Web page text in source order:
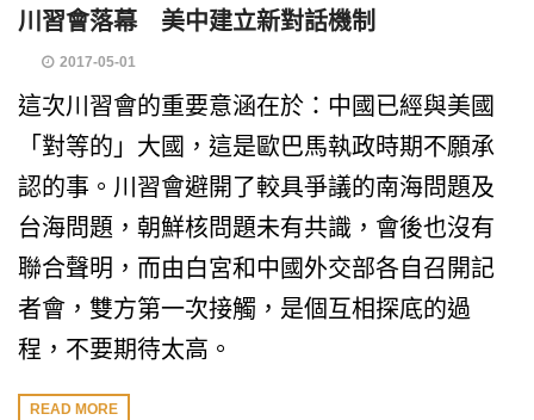
川習會落幕 美中建立新對話機制
2017-05-01
這次川習會的重要意涵在於：中國已經與美國
「對等的」大國，這是歐巴馬執政時期不願承
認的事。川習會避開了較具爭議的南海問題及
台海問題，朝鮮核問題未有共識，會後也沒有
聯合聲明，而由白宮和中國外交部各自召開記
者會，雙方第一次接觸，是個互相探底的過
程，不要期待太高。
READ MORE